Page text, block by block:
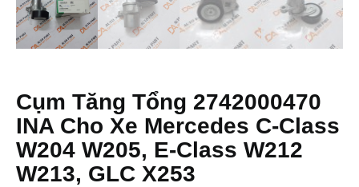
Cụm Tăng Tổng 2742000470
INA Cho Xe Mercedes C-Class
W204 W205, E-Class W212
W213, GLC X253